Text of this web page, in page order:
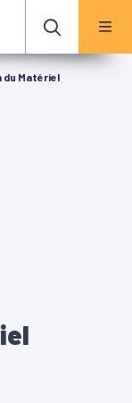
du Matériel